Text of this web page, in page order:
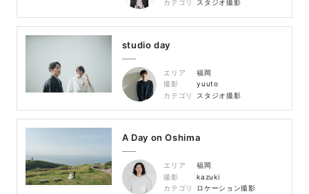
カテゴリ スタジオ撮影
studio day
エリア
福岡
撮影
yuuto
カテゴリ
スタジオ撮影
A Day on Oshima
エリア
福岡
撮影
kazuki
カテゴリ
ロケーション撮影